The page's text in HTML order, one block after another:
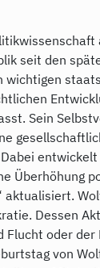
seit den
wichtigen
Sein
Überhöhung
aktualisiert.
Dessen
Flucht oder
von